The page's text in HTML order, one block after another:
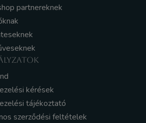
partnereknek
kérések
tájékoztató
szerződési feltételek